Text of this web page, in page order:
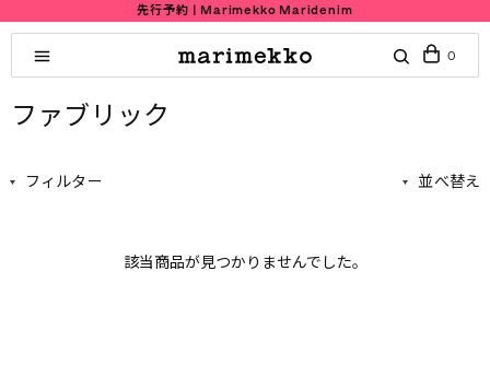
先行予約 | Marimekko Maridenim
0
ファブリック
フィルター 並べ替え
該当商品が見つかりませんでした。